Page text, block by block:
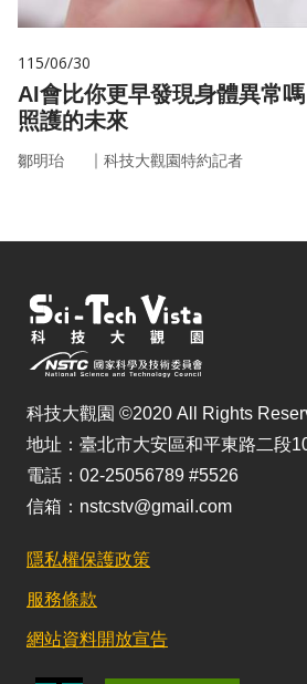
115/06/30
AI會比你更早發現身體異常
照護的未來
鄒明珆 ｜ 科技大觀園特約記者
科技大觀園 ©2020 All Rights
地址：臺北市大安區和平東路二段
電話：02-25056789 #5526
信箱：nstcstv@gmail.com
隱私權保護政策
服務條款
網站資料開放宣告